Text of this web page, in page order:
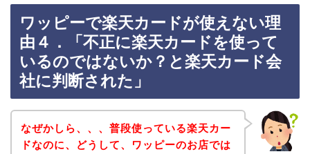
ワッピーで楽天カードが使えない理
由４．「不正に楽天カードを使って
いるのではないか？と楽天カード会
社に判断された」
なぜかしら、、、普段使っている楽天カー
ドなのに、どうして、ワッピーのお店では